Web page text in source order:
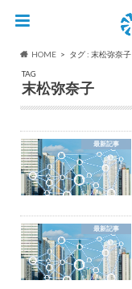
HOME
タグ : 末松弥奈子
TAG
末松弥奈子
最新記事
最新記事